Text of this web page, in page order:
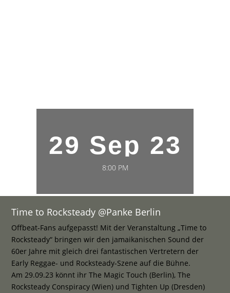
29 Sep 23
8:00 PM
Time to Rocksteady @Panke Berlin
Offbeat-Fans aufgepasst! Mit der Veranstaltung „Time to
Rocksteady“ bringen wir den jamaikanischen Sound der
60er Jahre mit gleich drei fantastischen Vertretern der
Early Reggae- und Rocksteady-Szene auf die Bühne.
Am 29.09.23 könnt ihr The Magic Touch (Berlin), The
Rocksteady Conspiracy (Wien) und Tighten Up (Dresden)